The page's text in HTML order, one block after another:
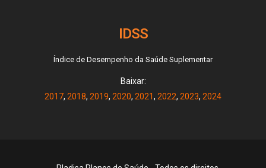
IDSS
Índice de Desempenho da Saúde Suplementar
Baixar:
2017, 2018, 2019, 2020, 2021, 2022, 2023, 2024